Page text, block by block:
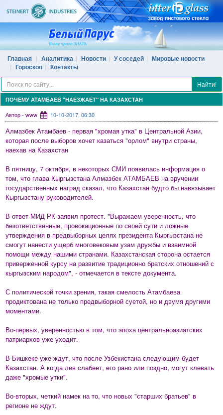
Главная Аналитика Новости У соседей
Мировые новости
Гороскоп
Контакты
Найти!
ПОЧЕМУ АТАМБАЕВ "НАЕЗЖАЕТ" НА КАЗАХСТАН
Автор - www 10-10-2017, 06:30
Алмазбек Атамбаев - первая "хромая утка" в Центральной Азии,
которая после выборов хочет казаться "орлом" внутри страны,
наехав на Казахстан
В пятницу, 7 октября, в некоторых СМИ появилась информация о
том, что глава Кыргызстана Алмазбек АТАМБАЕВ на вручении
государственных наград сказал, что Казахстан будто бы навязывает
Кыргызстану руководителей.
В ответ МИД РК заявил протест. "Выражаем уверенность, что
безответственные, провокационные по своей сути и ложные
утверждения в предвыборных целях президента Кыргызстана не
смогут нанести ущерб многовековым узам дружбы и взаимной
помощи между нашими странами. Казахстанская сторона остается
приверженной курсу на развитие традиционно братских отношений с
кыргызским народом", - отмечается в тексте документа.
С политической точки зрения, такая смелость Атамбаева
продиктована не только предвыборной суетой, но и двумя другими
моментами.
Во-первых, уверенностью в том, что эпоха центральноазиатских
патриархов уже уходит.
В Бишкеке уже ждут, что после Узбекистана следующим будет
Казахстан. А когда лев слабеет, его рано или поздно, могут клевать
даже "хромые утки".
Во-вторых, четкий намек на то, что новых "старших братьев" в
регионе не ждут.